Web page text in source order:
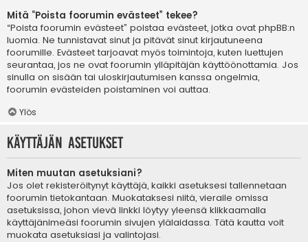
Mitä “Poista foorumin evästeet” tekee?
“Poista foorumin evästeet” poistaa evästeet, jotka ovat phpBB:n
luomia. Ne tunnistavat sinut ja pitävät sinut kirjautuneena
foorumille. Evästeet tarjoavat myös toimintoja, kuten luettujen
seurantaa, jos ne ovat foorumin ylläpitäjän käyttöönottamia. Jos
sinulla on sisään tai uloskirjautumisen kanssa ongelmia,
foorumin evästeiden poistaminen voi auttaa.
Ylös
Käyttäjän asetukset
Miten muutan asetuksiani?
Jos olet rekisteröitynyt käyttäjä, kaikki asetuksesi tallennetaan
foorumin tietokantaan. Muokataksesi niitä, vieraile omissa
asetuksissa, johon vievä linkki löytyy yleensä klikkaamalla
käyttäjänimeäsi foorumin sivujen ylälaidassa. Tätä kautta voit
muokata asetuksiasi ja valintojasi.